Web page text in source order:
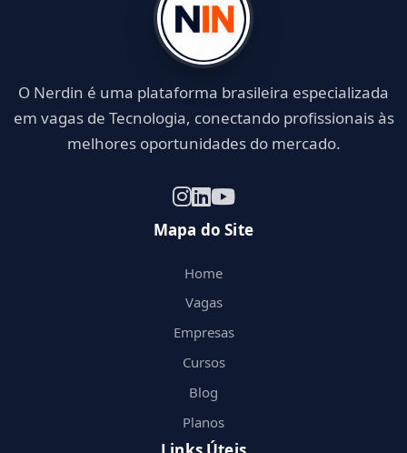
O Nerdin é uma plataforma brasileira especializada
em vagas de Tecnologia, conectando profissionais às
melhores oportunidades do mercado.
Mapa do Site
Home
Vagas
Empresas
Cursos
Blog
Planos